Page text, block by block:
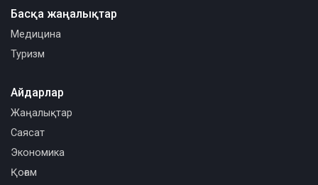
Басқа жаңалықтар
Медицина
Туризм
Айдарлар
Жаңалықтар
Саясат
Экономика
Қоғам